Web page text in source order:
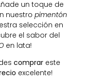
un toque de
nuestro pimentón
selección en
el sabor del
en lata!
comprar este
excelente!